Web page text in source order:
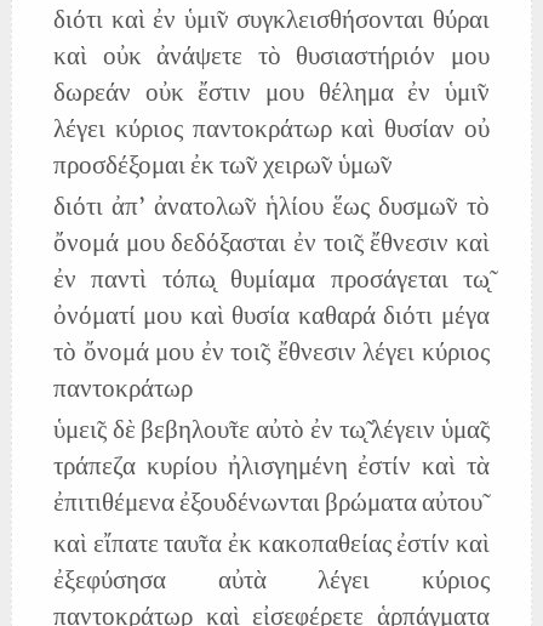
διότι καὶ ἐν ὑμι̃ν συγκλεισθήσονται θύραι
καὶ οὐκ ἀνάψετε τὸ θυσιαστήριόν μου
δωρεάν οὐκ ἔστιν μου θέλημα ἐν ὑμι̃ν
λέγει κύριος παντοκράτωρ καὶ θυσίαν οὐ
προσδέξομαι ἐκ τω̃ν χειρω̃ν ὑμω̃ν
διότι ἀπ' ἀνατολω̃ν ἡλίου ἕως δυσμω̃ν τὸ
ὄνομά μου δεδόξασται ἐν τοι̃ς ἔθνεσιν καὶ
ἐν παντὶ τόπω̨ θυμίαμα προσάγεται τω̨̃
ὀνόματί μου καὶ θυσία καθαρά διότι μέγα
τὸ ὄνομά μου ἐν τοι̃ς ἔθνεσιν λέγει κύριος
παντοκράτωρ
ὑμει̃ς δὲ βεβηλου̃τε αὐτὸ ἐν τω̨̃ λέγειν ὑμα̃ς
τράπεζα κυρίου ἠλισγημένη ἐστίν καὶ τὰ
ἐπιτιθέμενα ἐξουδένωνται βρώματα αὐτου̃
καὶ εἴπατε ταυ̃τα ἐκ κακοπαθείας ἐστίν καὶ
ἐξεφύσησα αὐτὰ λέγει κύριος
παντοκράτωρ καὶ εἰσεφέρετε ἁρπάγματα